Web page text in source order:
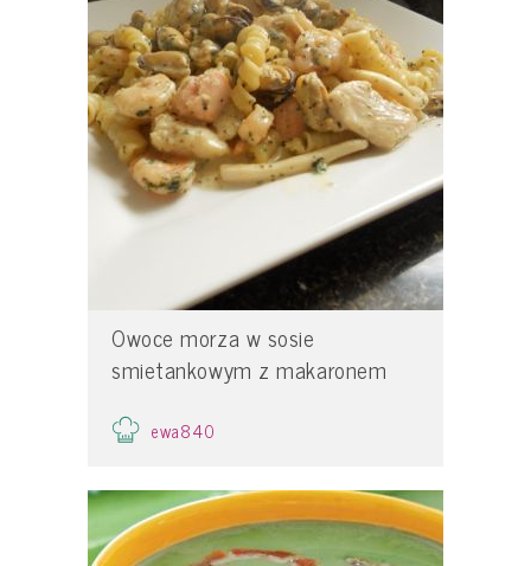
Owoce morza w sosie
smietankowym z makaronem
ewa840